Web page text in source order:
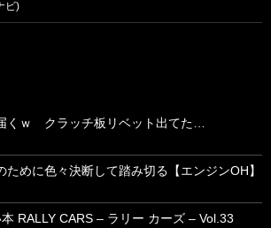
ビ)
くｗ クラッチ板リベット出てた…
ために色々決断して踏み切る【エンジンOH】
RALLY CARS – ラリー カーズ – Vol.33